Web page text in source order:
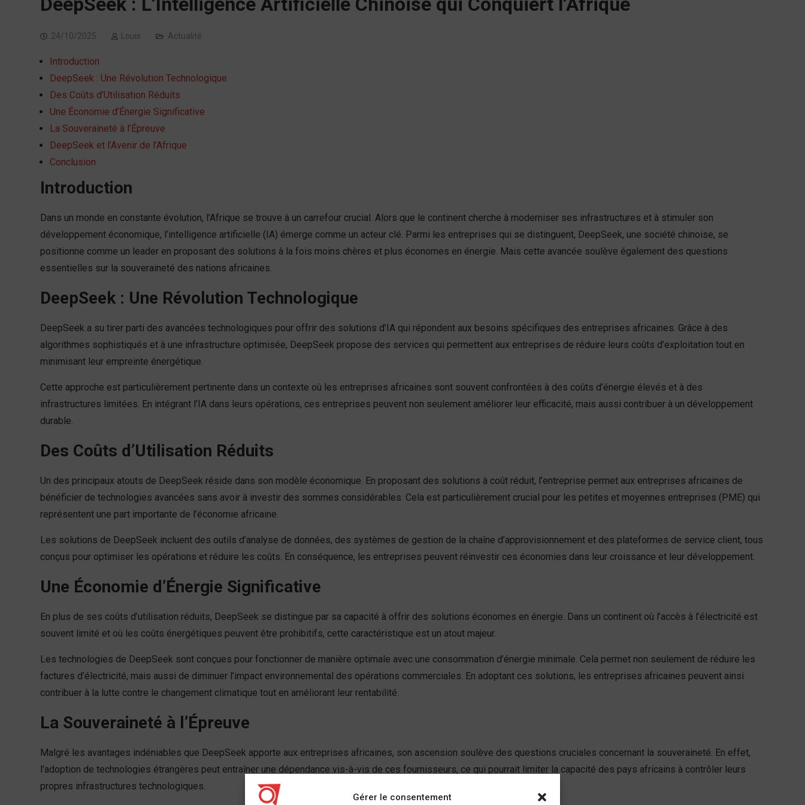
Gérer le consentement
24/10/2025 Louis Actualité
Introduction
DeepSeek : Une Révolution Technologique
Des Coûts d’Utilisation Réduits
Une Économie d’Énergie Significative
La Souveraineté à l’Épreuve
DeepSeek et l’Avenir de l’Afrique
Conclusion
Introduction
Dans un monde en constante évolution, l’Afrique se trouve à un carrefour crucial. Alors que le continent cherche à moderniser ses infrastructures et à stimuler son
développement économique, l’intelligence artificielle (IA) émerge comme un acteur clé. Parmi les entreprises qui se distinguent, DeepSeek, une société chinoise, se
positionne comme un leader en proposant des solutions à la fois moins chères et plus économes en énergie. Mais cette avancée soulève également des questions
essentielles sur la souveraineté des nations africaines.
DeepSeek : Une Révolution Technologique
DeepSeek a su tirer parti des avancées technologiques pour offrir des solutions d’IA qui répondent aux besoins spécifiques des entreprises africaines. Grâce à des
algorithmes sophistiqués et à une infrastructure optimisée, DeepSeek propose des services qui permettent aux entreprises de réduire leurs coûts d’exploitation tout en
minimisant leur empreinte énergétique.
Cette approche est particulièrement pertinente dans un contexte où les entreprises africaines sont souvent confrontées à des coûts d’énergie élevés et à des
infrastructures limitées. En intégrant l’IA dans leurs opérations, ces entreprises peuvent non seulement améliorer leur efficacité, mais aussi contribuer à un développement
durable.
Des Coûts d’Utilisation Réduits
Un des principaux atouts de DeepSeek réside dans son modèle économique. En proposant des solutions à coût réduit, l’entreprise permet aux entreprises africaines de
bénéficier de technologies avancées sans avoir à investir des sommes considérables. Cela est particulièrement crucial pour les petites et moyennes entreprises (PME) qui
représentent une part importante de l’économie africaine.
Les solutions de DeepSeek incluent des outils d’analyse de données, des systèmes de gestion de la chaîne d’approvisionnement et des plateformes de service client, tous
conçus pour optimiser les opérations et réduire les coûts. En conséquence, les entreprises peuvent réinvestir ces économies dans leur croissance et leur développement.
Une Économie d’Énergie Significative
En plus de ses coûts d’utilisation réduits, DeepSeek se distingue par sa capacité à offrir des solutions économes en énergie. Dans un continent où l’accès à l’électricité est
souvent limité et où les coûts énergétiques peuvent être prohibitifs, cette caractéristique est un atout majeur.
Les technologies de DeepSeek sont conçues pour fonctionner de manière optimale avec une consommation d’énergie minimale. Cela permet non seulement de réduire les
factures d’électricité, mais aussi de diminuer l’impact environnemental des opérations commerciales. En adoptant ces solutions, les entreprises africaines peuvent ainsi
contribuer à la lutte contre le changement climatique tout en améliorant leur rentabilité.
La Souveraineté à l’Épreuve
Malgré les avantages indéniables que DeepSeek apporte aux entreprises africaines, son ascension soulève des questions cruciales concernant la souveraineté. En effet,
l’adoption de technologies étrangères peut entraîner une dépendance vis-à-vis de ces fournisseurs, ce qui pourrait limiter la capacité des pays africains à contrôler leurs
propres infrastructures technologiques.